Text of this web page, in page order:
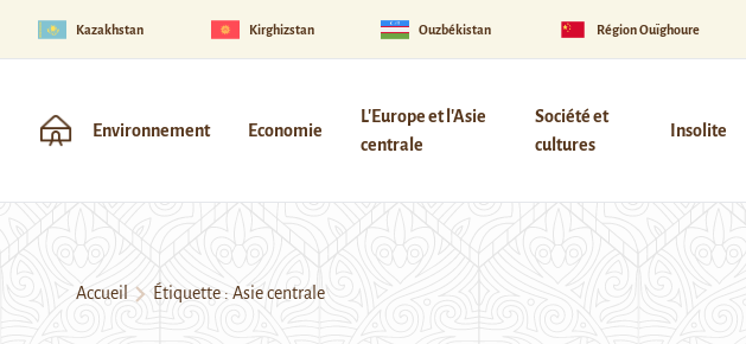
Kazakhstan Kirghizstan Ouzbékistan Région Ouïghoure
Environnement Economie
L'Europe et l'Asie
centrale
Société et
cultures
Insolite
Accueil Étiquette : Asie centrale